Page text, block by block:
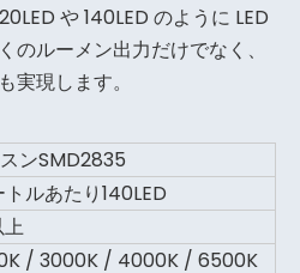
や 140LED のように LED
のルーメン出力だけでなく、
実現します。
ンSMD2835
トルあたり140LED
/ 3000K / 4000K / 6500K